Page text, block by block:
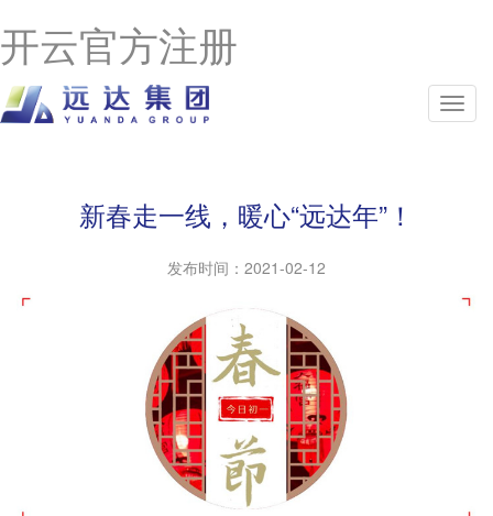
开云官方注册
新春走一线，暖心“远达年”！
发布时间： 2021-02-12